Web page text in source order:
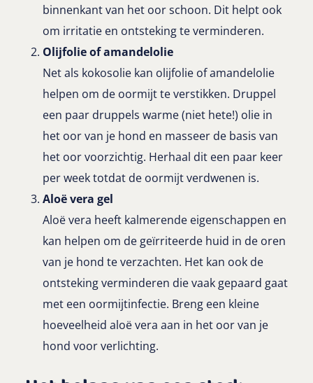
binnenkant van het oor schoon. Dit helpt ook
om irritatie en ontsteking te verminderen.
Olijfolie of amandelolie
Net als kokosolie kan olijfolie of amandelolie
helpen om de oormijt te verstikken. Druppel
een paar druppels warme (niet hete!) olie in
het oor van je hond en masseer de basis van
het oor voorzichtig. Herhaal dit een paar keer
per week totdat de oormijt verdwenen is.
Aloë vera gel
Aloë vera heeft kalmerende eigenschappen en
kan helpen om de geïrriteerde huid in de oren
van je hond te verzachten. Het kan ook de
ontsteking verminderen die vaak gepaard gaat
met een oormijtinfectie. Breng een kleine
hoeveelheid aloë vera aan in het oor van je
hond voor verlichting.